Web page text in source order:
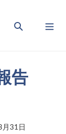
カート
告
31日